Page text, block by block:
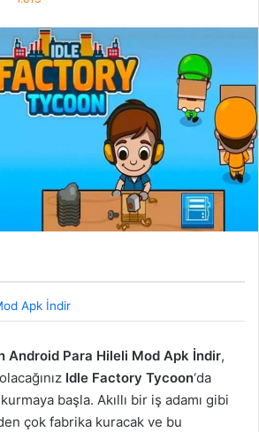
Apk İndir
Android Para Hileli Mod Apk İndir,
Idle Factory Tycoon‘da
başla. Akıllı bir iş adamı gibi
çok fabrika kuracak ve bu